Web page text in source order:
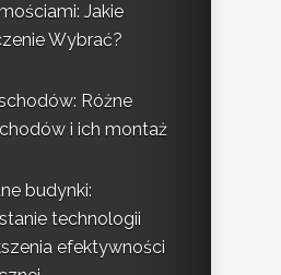
Jakie
Wybrać?
Różne
i ich montaż
budynki:
technologii
efektywności